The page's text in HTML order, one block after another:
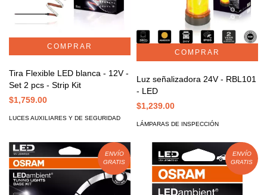
Tira Flexible LED blanca - 12V -
Set 2 pcs - Strip Kit
$1,759.00
LUCES AUXILIARES Y DE SEGURIDAD
Luz señalizadora 24V - RBL101
- LED
$1,239.00
LÁMPARAS DE INSPECCIÓN
ENVÍO
GRATIS
ENVÍO
GRATIS